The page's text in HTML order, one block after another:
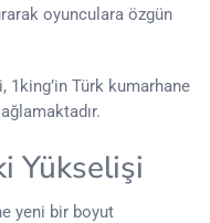
oyunculara özgün
1king’in Türk kumarhane
Yükselişi
yeni bir boyut